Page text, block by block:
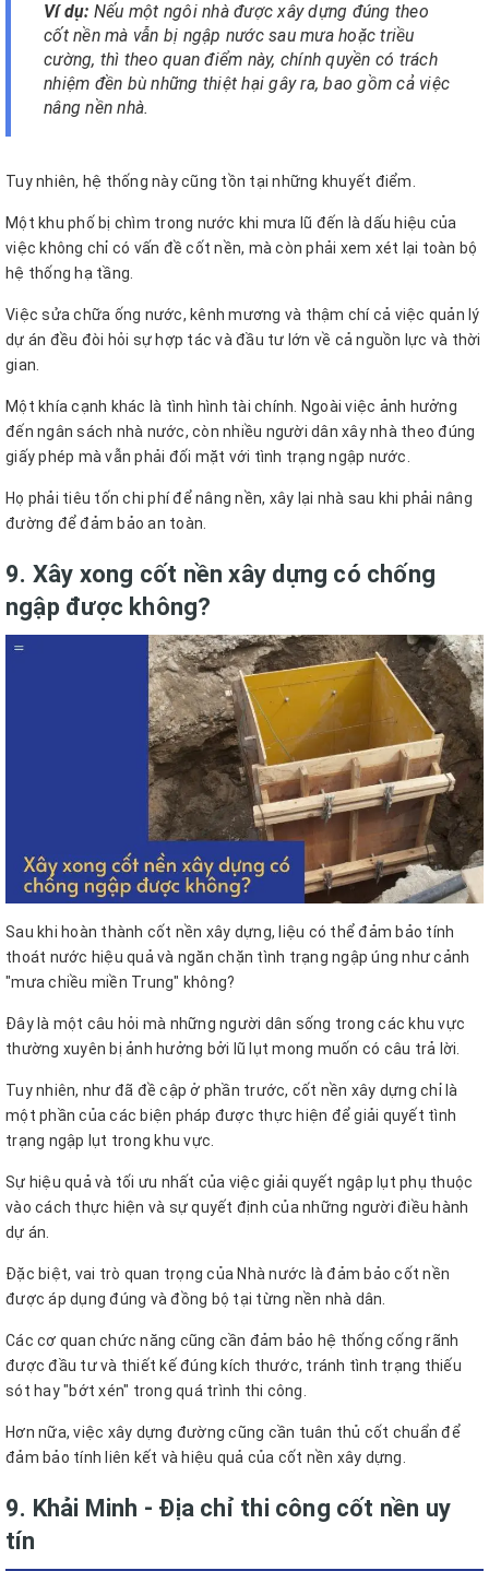
Ví dụ: Nếu một ngôi nhà được xây dựng đúng theo
cốt nền mà vẫn bị ngập nước sau mưa hoặc triều
cường, thì theo quan điểm này, chính quyền có trách
nhiệm đền bù những thiệt hại gây ra, bao gồm cả việc
nâng nền nhà.
Tuy nhiên, hệ thống này cũng tồn tại những khuyết điểm.
Một khu phố bị chìm trong nước khi mưa lũ đến là dấu hiệu của
việc không chỉ có vấn đề cốt nền, mà còn phải xem xét lại toàn bộ
hệ thống hạ tầng.
Việc sửa chữa ống nước, kênh mương và thậm chí cả việc quản lý
dự án đều đòi hỏi sự hợp tác và đầu tư lớn về cả nguồn lực và thời
gian.
Một khía cạnh khác là tình hình tài chính. Ngoài việc ảnh hưởng
đến ngân sách nhà nước, còn nhiều người dân xây nhà theo đúng
giấy phép mà vẫn phải đối mặt với tình trạng ngập nước.
Họ phải tiêu tốn chi phí để nâng nền, xây lại nhà sau khi phải nâng
đường để đảm bảo an toàn.
9. Xây xong cốt nền xây dựng có chống
ngập được không?
Sau khi hoàn thành cốt nền xây dựng, liệu có thể đảm bảo tính
thoát nước hiệu quả và ngăn chặn tình trạng ngập úng như cảnh
"mưa chiều miền Trung" không?
Đây là một câu hỏi mà những người dân sống trong các khu vực
thường xuyên bị ảnh hưởng bởi lũ lụt mong muốn có câu trả lời.
Tuy nhiên, như đã đề cập ở phần trước, cốt nền xây dựng chỉ là
một phần của các biện pháp được thực hiện để giải quyết tình
trạng ngập lụt trong khu vực.
Sự hiệu quả và tối ưu nhất của việc giải quyết ngập lụt phụ thuộc
vào cách thực hiện và sự quyết định của những người điều hành
dự án.
Đặc biệt, vai trò quan trọng của Nhà nước là đảm bảo cốt nền
được áp dụng đúng và đồng bộ tại từng nền nhà dân.
Các cơ quan chức năng cũng cần đảm bảo hệ thống cống rãnh
được đầu tư và thiết kế đúng kích thước, tránh tình trạng thiếu
sót hay "bớt xén" trong quá trình thi công.
Hơn nữa, việc xây dựng đường cũng cần tuân thủ cốt chuẩn để
đảm bảo tính liên kết và hiệu quả của cốt nền xây dựng.
9. Khải Minh - Địa chỉ thi công cốt nền uy
tín